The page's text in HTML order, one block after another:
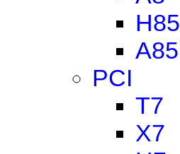
H85
A85
PCI
T7
X7